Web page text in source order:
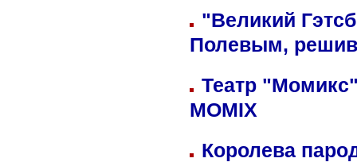
"Великий
Полевым,
Театр
MOMIX
Королева